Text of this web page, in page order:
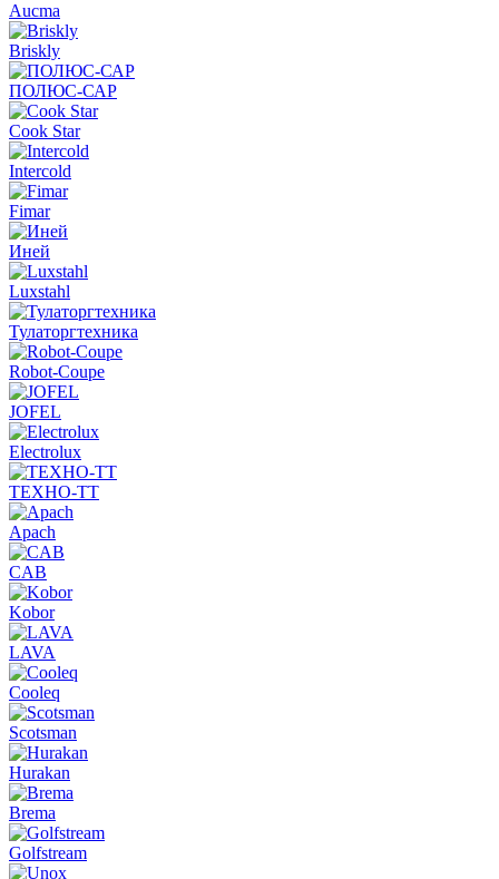
Aucma
Briskly
ПОЛЮС-САР
Cook Star
Intercold
Fimar
Иней
Luxstahl
Тулаторгтехника
Robot-Coupe
JOFEL
Electrolux
ТЕХНО-ТТ
Apach
CAB
Kobor
LAVA
Cooleq
Scotsman
Hurakan
Brema
Golfstream